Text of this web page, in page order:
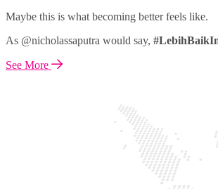
Maybe this is what becoming better feels like.
As @nicholassaputra would say,
See More